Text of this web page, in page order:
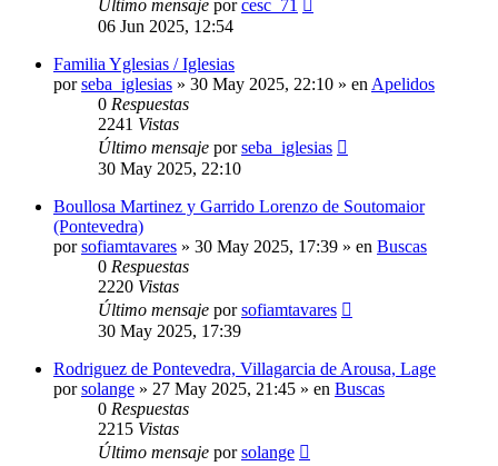
Último mensaje porcesc_71
06 Jun 2025, 12:54
Familia Yglesias / Iglesias
porseba_iglesias » 30 May 2025, 22:10 » en Apelidos
0 Respuestas
2241 Vistas
Último mensaje porseba_iglesias
30 May 2025, 22:10
Boullosa Martinez y Garrido Lorenzo de Soutomaior
(Pontevedra)
porsofiamtavares » 30 May 2025, 17:39 » en Buscas
0 Respuestas
2220 Vistas
Último mensaje porsofiamtavares
30 May 2025, 17:39
Rodriguez de Pontevedra, Villagarcia de Arousa, Lage
porsolange » 27 May 2025, 21:45 » en Buscas
0 Respuestas
2215 Vistas
Último mensaje porsolange